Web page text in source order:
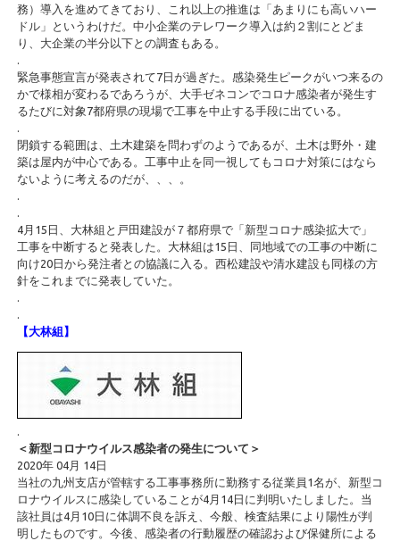
務）導入を進めてきており、これ以上の推進は「あまりにも高いハー
ドル」というわけだ。中小企業のテレワーク導入は約２割にとどま
り、大企業の半分以下との調査もある。
.
緊急事態宣言が発表されて7日が過ぎた。感染発生ピークがいつ来るの
かで様相が変わるであろうが、大手ゼネコンでコロナ感染者が発生す
るたびに対象7都府県の現場で工事を中止する手段に出ている。
.
閉鎖する範囲は、土木建築を問わずのようであるが、土木は野外・建
築は屋内が中心である。工事中止を同一視してもコロナ対策にはなら
ないように考えるのだが、、、。
.
.
4月15日、大林組と戸田建設が７都府県で「新型コロナ感染拡大で」
工事を中断すると発表した。大林組は15日、同地域での工事の中断に
向け20日から発注者との協議に入る。西松建設や清水建設も同様の方
針をこれまでに発表していた。
.
.
【大林組】
.
＜新型コロナウイルス感染者の発生について＞
2020年 04月 14日
当社の九州支店が管轄する工事事務所に勤務する従業員1名が、新型コ
ロナウイルスに感染していることが4月14日に判明いたしました。当
該社員は4月10日に体調不良を訴え、今般、検査結果により陽性が判
明したものです。今後、感染者の行動履歴の確認および保健所による